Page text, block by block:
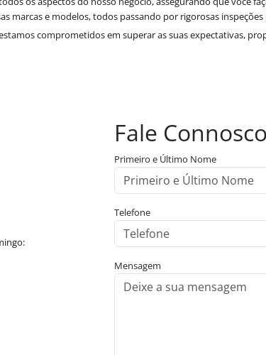
marcas e modelos, todos passando por rigorosas
comprometidos em superar as suas expectativas,
Fale Connosco
Primeiro e Último Nome
Telefone
Mensagem